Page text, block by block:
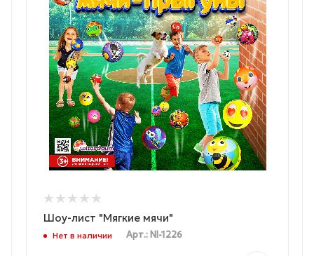
Шоу-лист "Мягкие мячи"
Нет в наличии Арт.: NI-1226